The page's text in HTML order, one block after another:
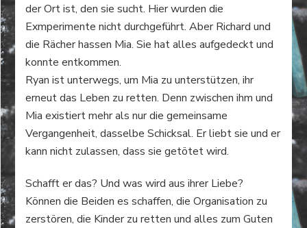
der Ort ist, den sie sucht. Hier wurden die
Exmperimente nicht durchgeführt. Aber Richard und
die Rächer hassen Mia. Sie hat alles aufgedeckt und
konnte entkommen.
Ryan ist unterwegs, um Mia zu unterstützen, ihr
erneut das Leben zu retten. Denn zwischen ihm und
Mia existiert mehr als nur die gemeinsame
Vergangenheit, dasselbe Schicksal. Er liebt sie und er
kann nicht zulassen, dass sie getötet wird.
Schafft er das? Und was wird aus ihrer Liebe?
Können die Beiden es schaffen, die Organisation zu
zerstören, die Kinder zu retten und alles zum Guten